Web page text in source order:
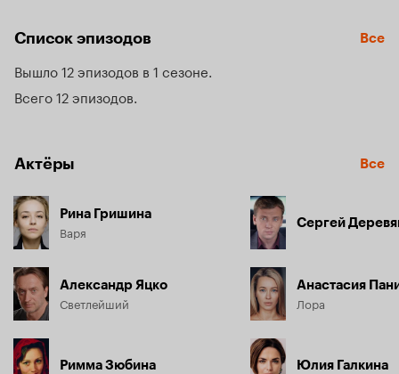
найти на него управу в большом мире, хотя ничего не
Список эпизодов Все
Вышло 12 эпизодов в 1 сезоне
Всего 12 эпизодов
Актёры Все
Рина Гришина
Варя
Александр Яцко
Светлейший
Римма Зюбина
Сергей
Анастасия
Лора
Юлия Галкина